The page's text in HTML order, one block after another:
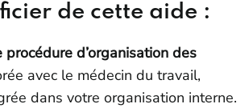
de cette aide :
procédure d’organisation des
avec le médecin du travail,
dans votre organisation interne.